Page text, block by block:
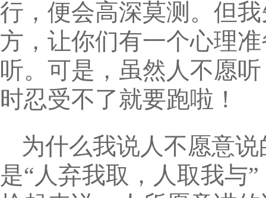
行，便会高深莫测。但
方，让你们有一个心理
听。可是，虽然人不愿
时忍受不了就要跑啦！
为什么我说人不愿意
是“人弃我取，人取我与